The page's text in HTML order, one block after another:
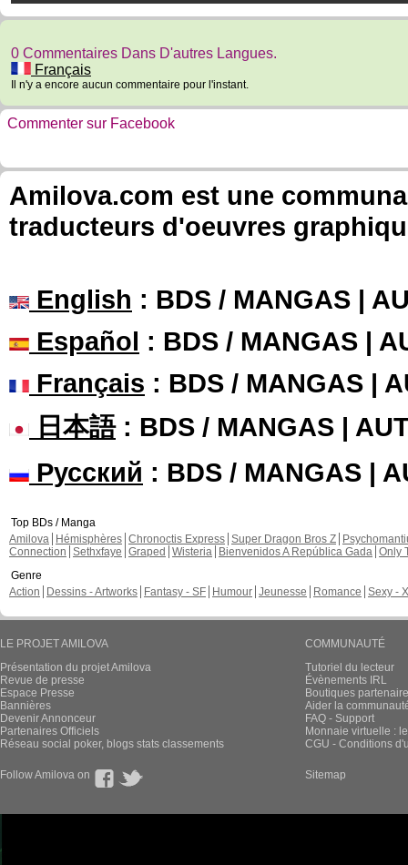
0 Commentaires Dans D'autres Langues.
Français
Il n'y a encore aucun commentaire pour l'instant.
Commenter sur Facebook
Amilova.com est une
traducteurs d'oeuvres
English : BDS / MANGAS |
Español : BDS / MANGAS |
Français : BDS / MANGAS |
日本語: BDS / MANGAS |
Русский : BDS / MANGAS |
Top BDs / Manga
Amilova
Hémisphères Chronoctis Express Super Dragon Bros Z
Connection Sethxfaye Graped Wisteria Bienvenidos A República Gada Only
Genre
Action
Dessins - Artworks Fantasy - SF Humour Jeunesse Romance Sexy -
LE PROJET AMILOVA
Présentation du projet Amilova
Revue de presse
Espace Presse
Bannières
Devenir Annonceur
Partenaires Officiels
Réseau social poker, blogs stats classements
COMMUNAUTÉ
Tutoriel du lecteur
Évènements IRL
Boutiques
Aider la
FAQ - Support
Monnaie virtuelle :
CGU - Conditions
Follow Amilova on Sitemap